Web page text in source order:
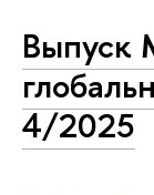
Выпуск
4/2025